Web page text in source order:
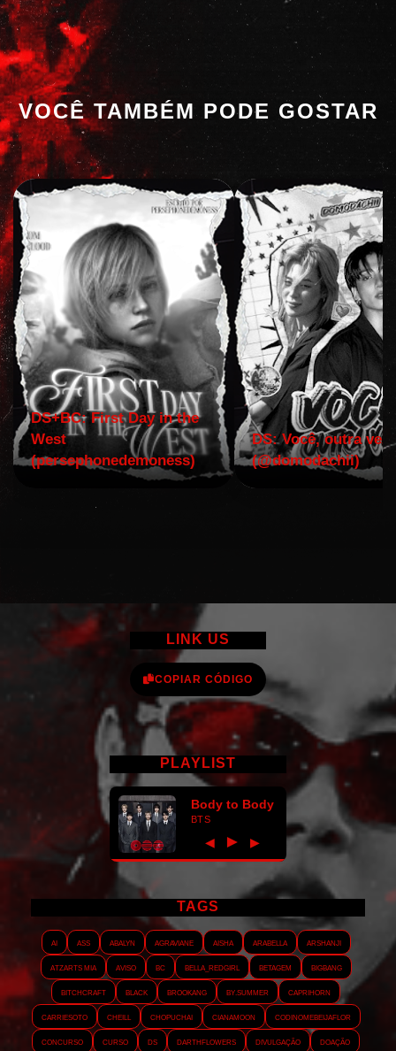
VOCÊ TAMBÉM PODE GOSTAR
DS+BC: First Day in the
West
(persephonedemoness)
DS: Você, outra vez!
(@domodachii)
LINK US
COPIAR CÓDIGO
PLAYLIST
Body to Body
BTS
◀ ► ▶
TAGS
AI ASS Abalyn Agraviane Aisha Arabella
Arshanji
Atzarts Mia
Aviso BC Bella_RedGirl Betagem
Bigbang
Bitchcraft
Black Brookang By.summer
Caprihorn
Carriesoto
Cheill Chopuchai Cianamoon
Codinomebeijaflor
Concurso
Curso DS Darthflowers Divulgação Doação